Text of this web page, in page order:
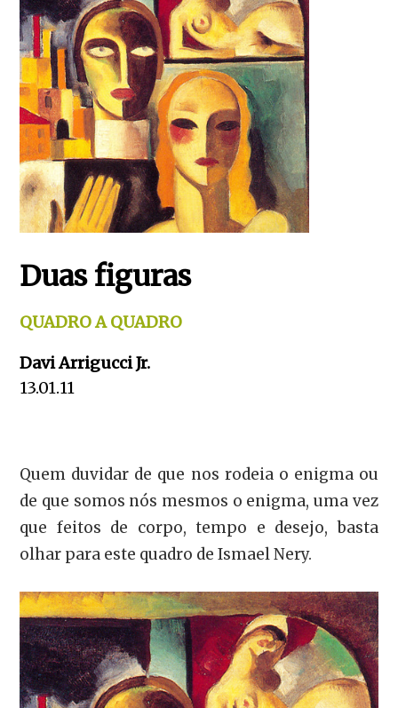
Duas figuras
QUADRO A QUADRO
Davi Arrigucci Jr.
13.01.11
Quem duvidar de que nos rodeia o enigma ou
de que somos nós mesmos o enigma, uma vez
que feitos de corpo, tempo e desejo, basta
olhar para este quadro de Ismael Nery.